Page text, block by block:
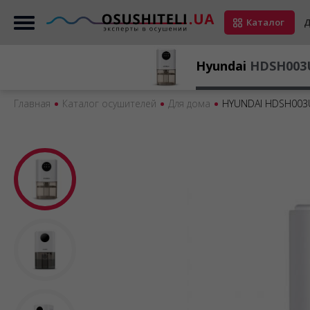
Каталог
Главная Каталог осушителей Для дома HYUNDAI
Hyundai